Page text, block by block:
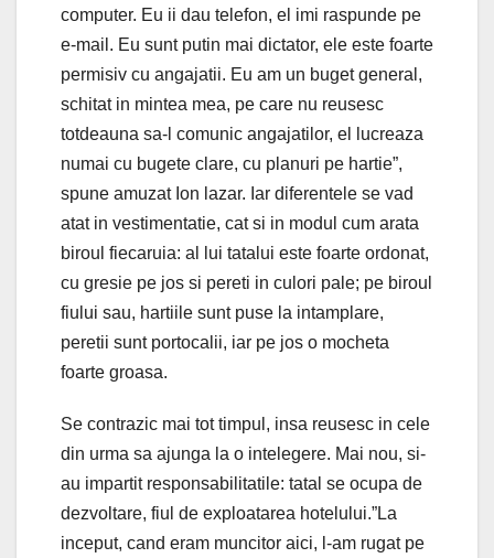
computer. Eu ii dau telefon, el imi raspunde pe
e-mail. Eu sunt putin mai dictator, ele este foarte
permisiv cu angajatii. Eu am un buget general,
schitat in mintea mea, pe care nu reusesc
totdeauna sa-l comunic angajatilor, el lucreaza
numai cu bugete clare, cu planuri pe hartie”,
spune amuzat Ion lazar. Iar diferentele se vad
atat in vestimentatie, cat si in modul cum arata
biroul fiecaruia: al lui tatalui este foarte ordonat,
cu gresie pe jos si pereti in culori pale; pe biroul
fiului sau, hartiile sunt puse la intamplare,
peretii sunt portocalii, iar pe jos o mocheta
foarte groasa.
Se contrazic mai tot timpul, insa reusesc in cele
din urma sa ajunga la o intelegere. Mai nou, si-
au impartit responsabilitatile: tatal se ocupa de
dezvoltare, fiul de exploatarea hotelului.”La
inceput, cand eram muncitor aici, l-am rugat pe